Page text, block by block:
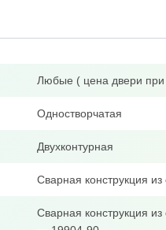
Любые ( цена двери
Одностворчатая
Двухконтурная
Сварная конструкция
Сварная конструкция